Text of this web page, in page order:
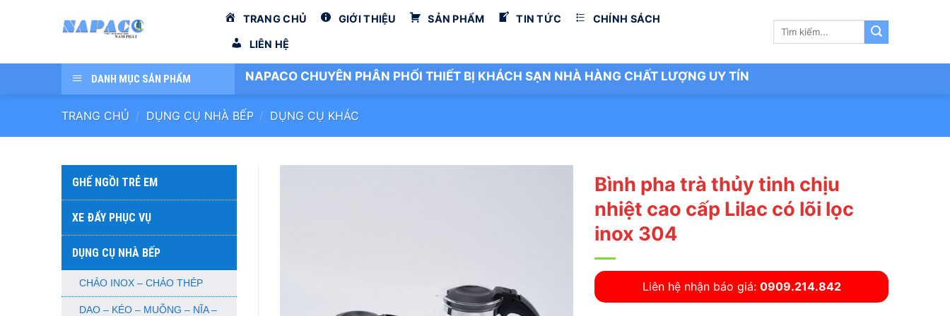
dung
TRANG CHỦ GIỚI THIỆU SẢN PHẨM TIN TỨC CHÍNH SÁCH
LIÊN HỆ
Tìm
DANH MỤC SẢN PHẨM NAPACO CHUYÊN PHÂN PHỐI THIẾT BỊ KHÁCH SẠN NHÀ HÀNG CHẤT LƯỢNG UY TÍN
TRANG CHỦ / DỤNG CỤ NHÀ BẾP / DỤNG CỤ KHÁC
GHẾ NGỒI TRẺ EM
XE ĐẨY PHỤC VỤ
DỤNG CỤ NHÀ BẾP
CHẢO INOX – CHẢO THÉP
DAO – KÉO – MUỖNG – NĨA –
Bình pha trà thủy tinh chịu
nhiệt cao cấp Lilac có lõi lọc
inox 304
Liên hệ nhận báo giá: 0909.214.842